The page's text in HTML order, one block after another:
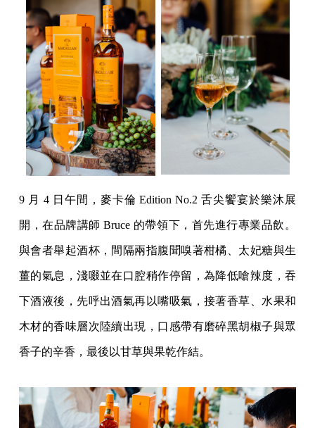
9 月 4 日午間，麥卡倫 Edition No.2 舌尖饗宴於樂沐展
開，在品牌講師 Bruce 的帶領下，首先進行專業品飲。
與會者舉起酒杯，間隔兩指腹聞嗅著柑橘、太妃糖與生
薑的氣息，淺啜並在口腔稍作停留，為降低嗆辣度，吞
下酒液後，先呼出酒氣再以嘴吸氣，接著香草、水果和
木材的香味層次陸續出現，口感帶有磨碎黑胡椒子與眾
香子的辛香，最後以甘草與果乾作結。